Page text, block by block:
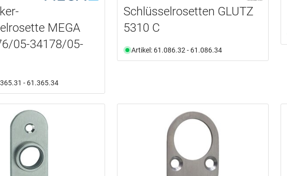
MEGA
05-34178/05-
- 61.365.34
Schlüsselrosetten GLUTZ
5310 C
Artikel: 61.086.32 - 61.086.34